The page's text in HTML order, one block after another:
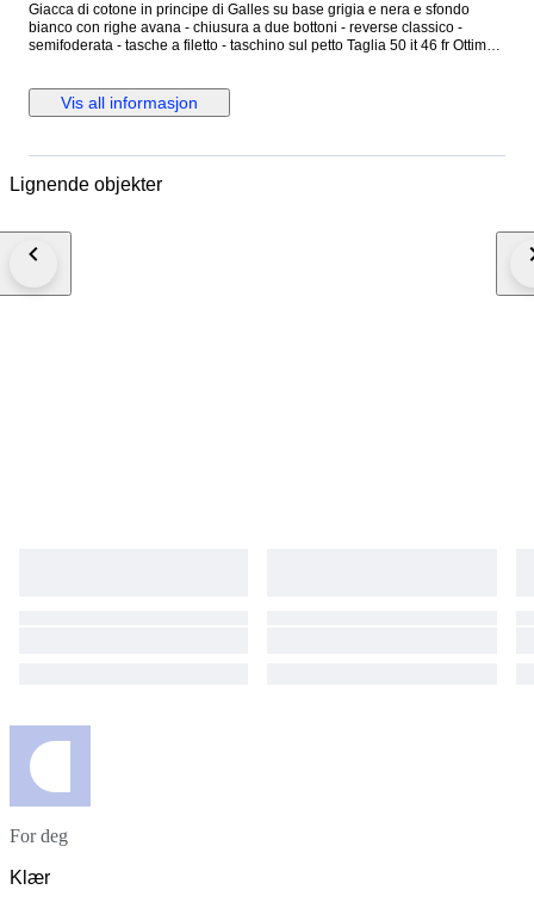
Giacca di cotone in principe di Galles su base grigia e nera e sfondo
bianco con righe avana - chiusura a due bottoni - reverse classico -
semifoderata - tasche a filetto - taschino sul petto Taglia 50 it 46 fr Ottime
Vis all informasjon
Lignende objekter
For deg
Klær